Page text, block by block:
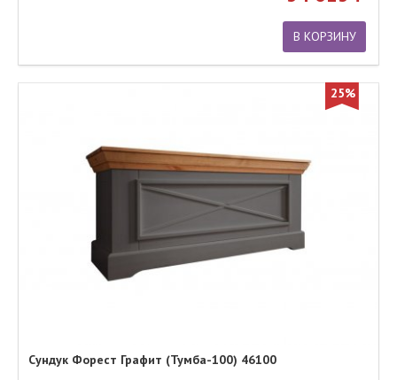
В КОРЗИНУ
25%
Сундук Форест Графит (Тумба-100) 46100